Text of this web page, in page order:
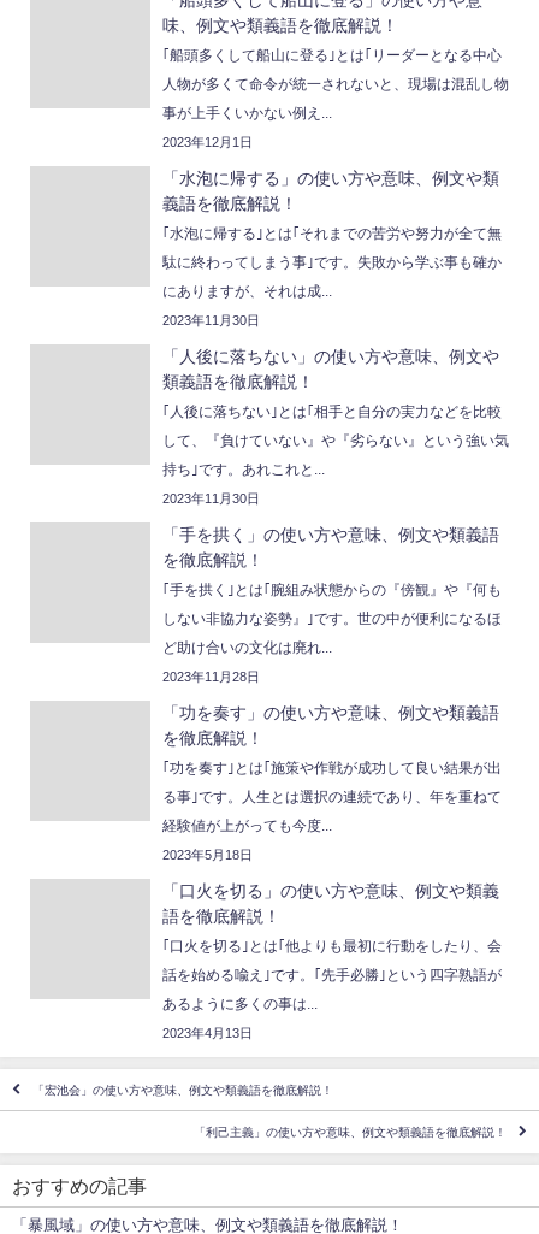
味、例文や類義語を徹底解説！
｢船頭多くして船山に登る｣とは｢リーダーとなる中心
人物が多くて命令が統一されないと、現場は混乱し物
事が上手くいかない例え...
2023年12月1日
「水泡に帰する」の使い方や意味、例文や類
義語を徹底解説！
｢水泡に帰する｣とは｢それまでの苦労や努力が全て無
駄に終わってしまう事｣です。失敗から学ぶ事も確か
にありますが、それは成...
2023年11月30日
「人後に落ちない」の使い方や意味、例文や
類義語を徹底解説！
｢人後に落ちない｣とは｢相手と自分の実力などを比較
して、『負けていない』や『劣らない』という強い気
持ち｣です。あれこれと...
2023年11月30日
「手を拱く」の使い方や意味、例文や類義語
を徹底解説！
｢手を拱く｣とは｢腕組み状態からの『傍観』や『何も
しない非協力な姿勢』｣です。世の中が便利になるほ
ど助け合いの文化は廃れ...
2023年11月28日
「功を奏す」の使い方や意味、例文や類義語
を徹底解説！
｢功を奏す｣とは｢施策や作戦が成功して良い結果が出
る事｣です。人生とは選択の連続であり、年を重ねて
経験値が上がっても今度...
2023年5月18日
「口火を切る」の使い方や意味、例文や類義
語を徹底解説！
｢口火を切る｣とは｢他よりも最初に行動をしたり、会
話を始める喩え｣です。｢先手必勝｣という四字熟語が
あるように多くの事は...
2023年4月13日
「宏池会」の使い方や意味、例文や類義語を徹底解説！
「利己主義」の使い方や意味、例文や類義語を徹底解説！
おすすめの記事
「暴風域」の使い方や意味、例文や類義語を徹底解説！